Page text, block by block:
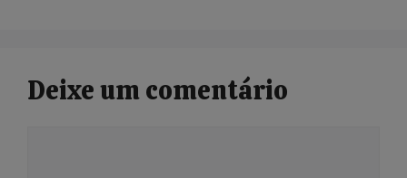
Deixe um comentário